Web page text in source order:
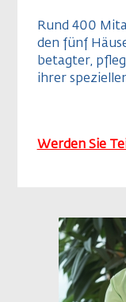
Rund 400
den fünf
betagter,
ihrer
Werden Sie